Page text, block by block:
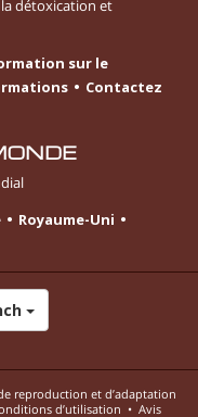
la détoxication et
sur le
Contactez
Royaume-Uni
reproduction et d’adaptation
d’utilisation • Avis